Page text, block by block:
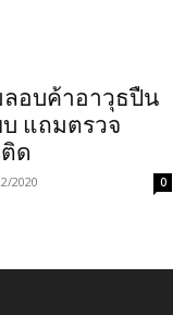
อบค้าอาวุธปืน
แถมตรวจ
ด
2020 0